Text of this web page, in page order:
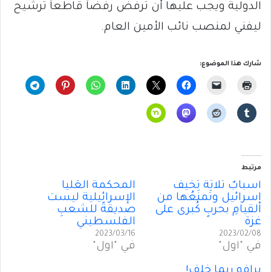
الدولية ويجب عليها أن ترفض رفضاً قاطعاً ترشيح
ليفني لمنصب نائب الأمين العام.
شارك هذا الموضوع:
مرتبط
أسبابٌ ثلاثة تُخيفُ
إسرائيل وتَمنَعُها من
القيامِ بحربٍ كُبرى على
غزة
2023/02/08
في "أول"
المحكمة العُليا
الإسرائيلية ليست
صديقةً للشعبِ
الفلسطيني
2023/03/16
في "أول"